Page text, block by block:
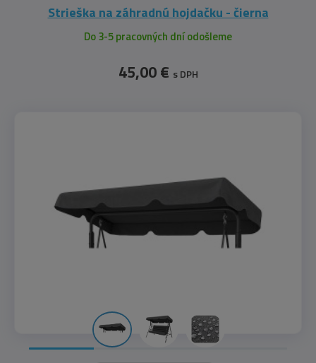
​Strieška na záhradnú hojdačku - čierna
Do 3-5 pracovných dní odošleme
45,00 € s DPH